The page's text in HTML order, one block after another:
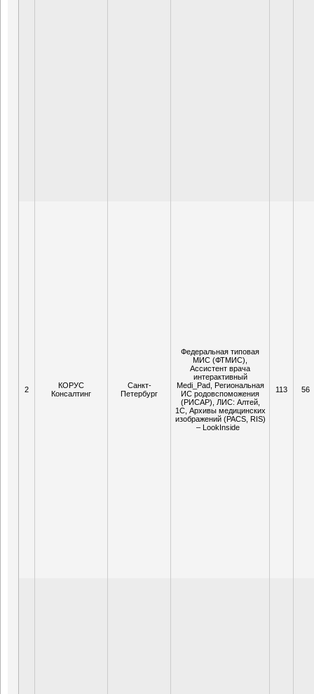
2
КОРУС
Консалтинг
Санкт-
Петербург
Федеральная типовая
МИС (ФТМИС),
Ассистент врача
интерактивный
Medi_Pad, Региональная
ИС родовспоможения
(РИСАР), ЛИС: Алтей,
1С, Архивы медицинских
изображений (PACS, RIS)
– LookInside
113 56